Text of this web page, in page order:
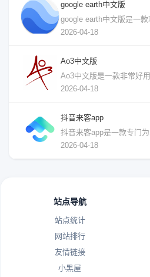
google earth中文版
2026-04-18
Ao3中文版
2026-04-18
抖音来客app
2026-04-18
站点导航
站点统计
网站排行
友情链接
小黑屋